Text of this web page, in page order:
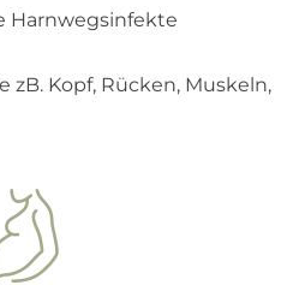
Harnwegsinfekte
zB. Kopf, Rücken, Muskeln,